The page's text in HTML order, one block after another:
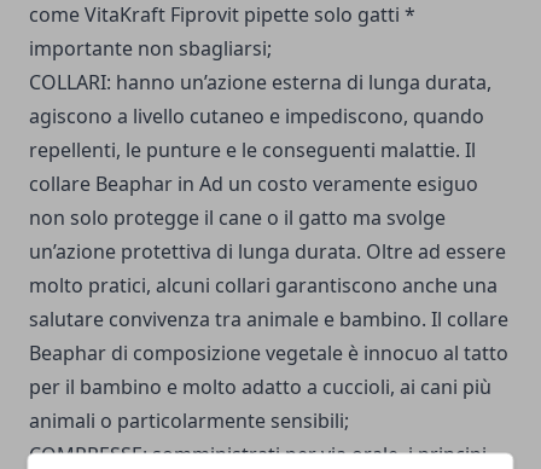
come VitaKraft Fiprovit pipette solo gatti *
importante non sbagliarsi;
COLLARI: hanno un’azione esterna di lunga durata,
agiscono a livello cutaneo e impediscono, quando
repellenti, le punture e le conseguenti malattie. Il
collare Beaphar in Ad un costo veramente esiguo
non solo protegge il cane o il gatto ma svolge
un’azione protettiva di lunga durata. Oltre ad essere
molto pratici, alcuni collari garantiscono anche una
salutare convivenza tra animale e bambino. Il collare
Beaphar di composizione vegetale è innocuo al tatto
per il bambino e molto adatto a cuccioli, ai cani più
animali o particolarmente sensibili;
COMPRESSE: somministrati per via orale, i principi